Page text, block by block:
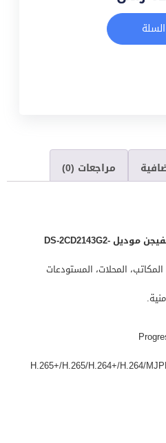
مراجعات (0)
كاميرا مراقبة شبكية IP هيكفيجن موديل DS-2CD2143G2-
المكاتب، المحلات، المستودعات
1/3″
H.265+/H.265/H.264+/H.264/